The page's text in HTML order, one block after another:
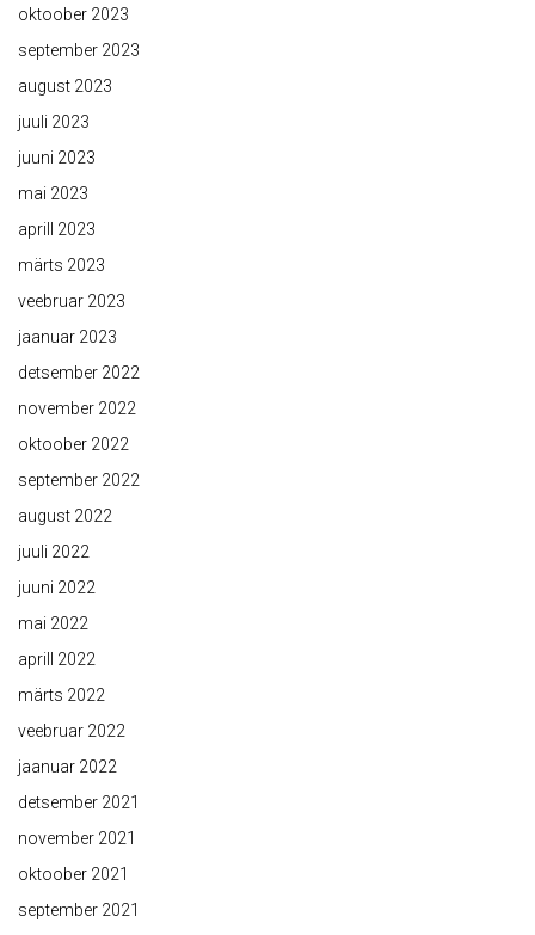
oktoober 2023
september 2023
august 2023
juuli 2023
juuni 2023
mai 2023
aprill 2023
märts 2023
veebruar 2023
jaanuar 2023
detsember 2022
november 2022
oktoober 2022
september 2022
august 2022
juuli 2022
juuni 2022
mai 2022
aprill 2022
märts 2022
veebruar 2022
jaanuar 2022
detsember 2021
november 2021
oktoober 2021
september 2021